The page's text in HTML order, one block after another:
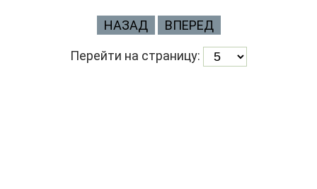
НАЗАД ВПЕРЕД
Перейти на страницу: